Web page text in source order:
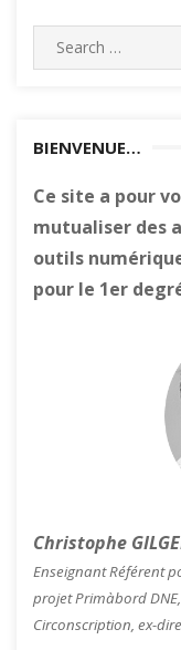
BIENVENUE…
Ce site a pour
mutualiser des
outils
pour le 1er
Christophe
Enseignant Référent
projet Primàbord
Circonscription, ex-